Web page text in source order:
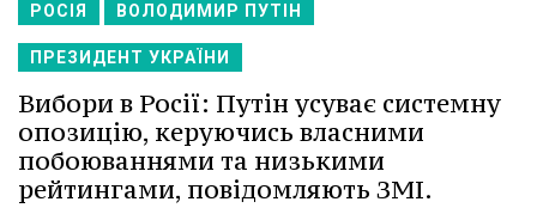
РОСІЯ ВОЛОДИМИР ПУТІН
ПРЕЗИДЕНТ УКРАЇНИ
Вибори в Росії: Путін усуває системну
опозицію, керуючись власними
побоюваннями та низькими
рейтингами, повідомляють ЗМІ.